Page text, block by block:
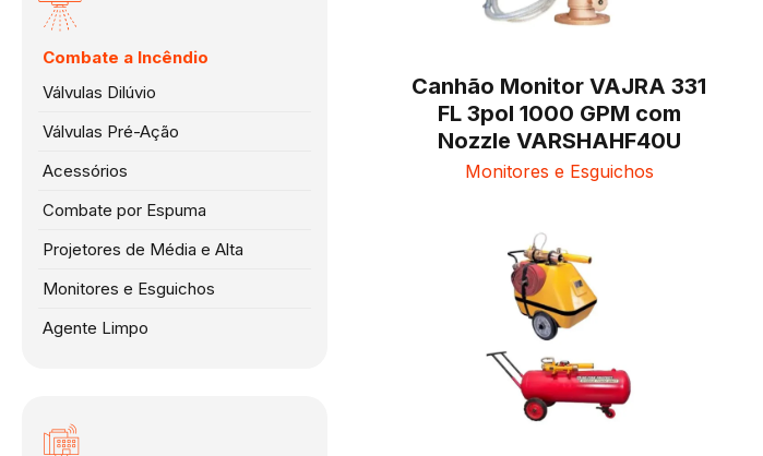
Combate a Incêndio
Válvulas Dilúvio
Válvulas Pré-Ação
Acessórios
Combate por Espuma
Projetores de Média e Alta
Monitores e Esguichos
Agente Limpo
Canhão Monitor VAJRA 331
FL 3pol 1000 GPM com
Nozzle VARSHAHF40U
Monitores e Esguichos